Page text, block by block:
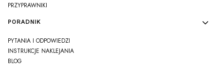
PRZYPRAWNIKI
PORADNIK
PYTANIA I ODPOWIEDZI
INSTRUKCJE NAKLEJANIA
BLOG